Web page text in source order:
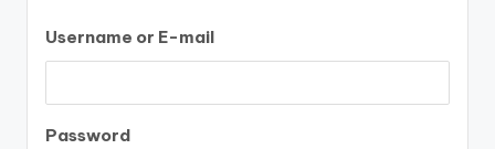
Username or E-mail
Password